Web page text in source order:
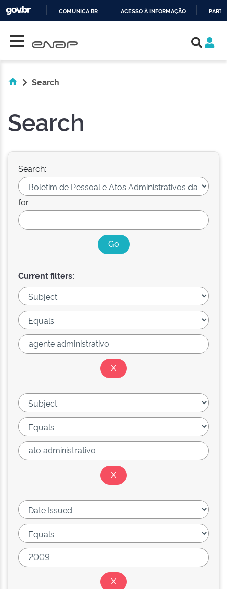
COMUNICA BR ACESSO À INFORMAÇÃO
Search
Search
Search:
for
Current filters: